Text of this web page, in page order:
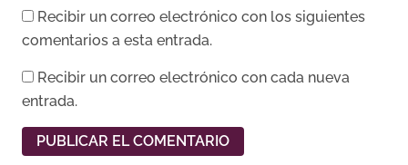
Recibir un correo electrónico con los siguientes
comentarios a esta entrada.
Recibir un correo electrónico con cada nueva
entrada.